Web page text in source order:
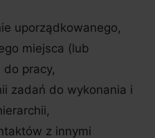
uporządkowanego,
miejsca (lub
pracy,
zadań do wykonania i
z innymi